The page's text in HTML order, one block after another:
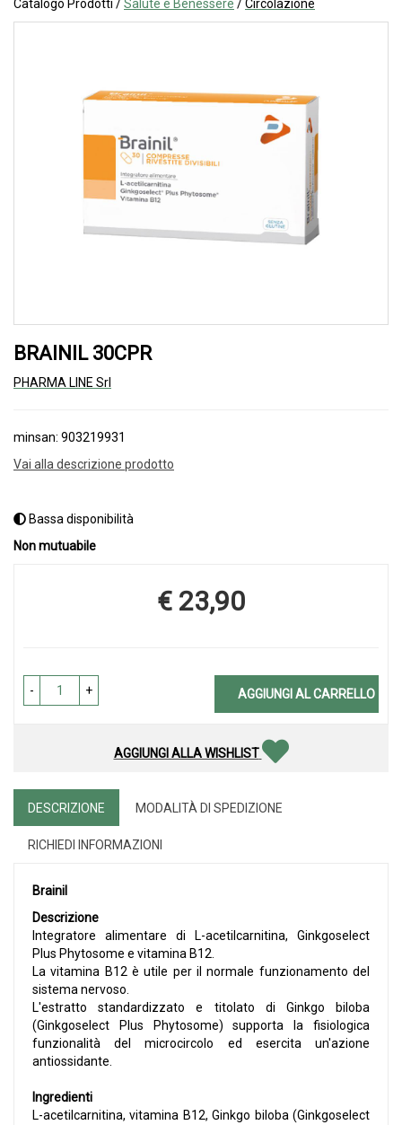
Catalogo Prodotti /Salute e Benessere /Circolazione
BRAINIL 30CPR
PHARMA LINE Srl
minsan: 903219931
Vai alla descrizione prodotto
Bassa disponibilità
Non mutuabile
Prezzo
€ 23,90
- + AGGIUNGI AL CARRELLO
AGGIUNGI ALLA WISHLIST
DESCRIZIONE MODALITÀ DI SPEDIZIONE
RICHIEDI INFORMAZIONI
Brainil
Descrizione
Integratore alimentare di L-acetilcarnitina, Ginkgoselect
Plus Phytosome e vitamina B12.
La vitamina B12 è utile per il normale funzionamento del
sistema nervoso.
L'estratto standardizzato e titolato di Ginkgo biloba
(Ginkgoselect Plus Phytosome) supporta la fisiologica
funzionalità del microcircolo ed esercita un'azione
antiossidante.
Ingredienti
L-acetilcarnitina, vitamina B12, Ginkgo biloba (Ginkgoselect